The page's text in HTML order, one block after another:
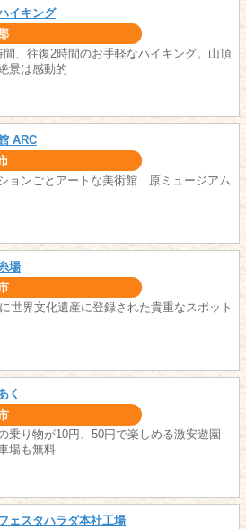
イキング
間、往復2時間のお手軽なハイキング。山頂
景は感動的
ARC
ョンごとアートな美術館 原ミュージアム
場
世界文化遺産に登録された貴重なスポット
く
乗り物が10円、50円で楽しめる激安遊園
場も無料
ェスタハラダ本社工場